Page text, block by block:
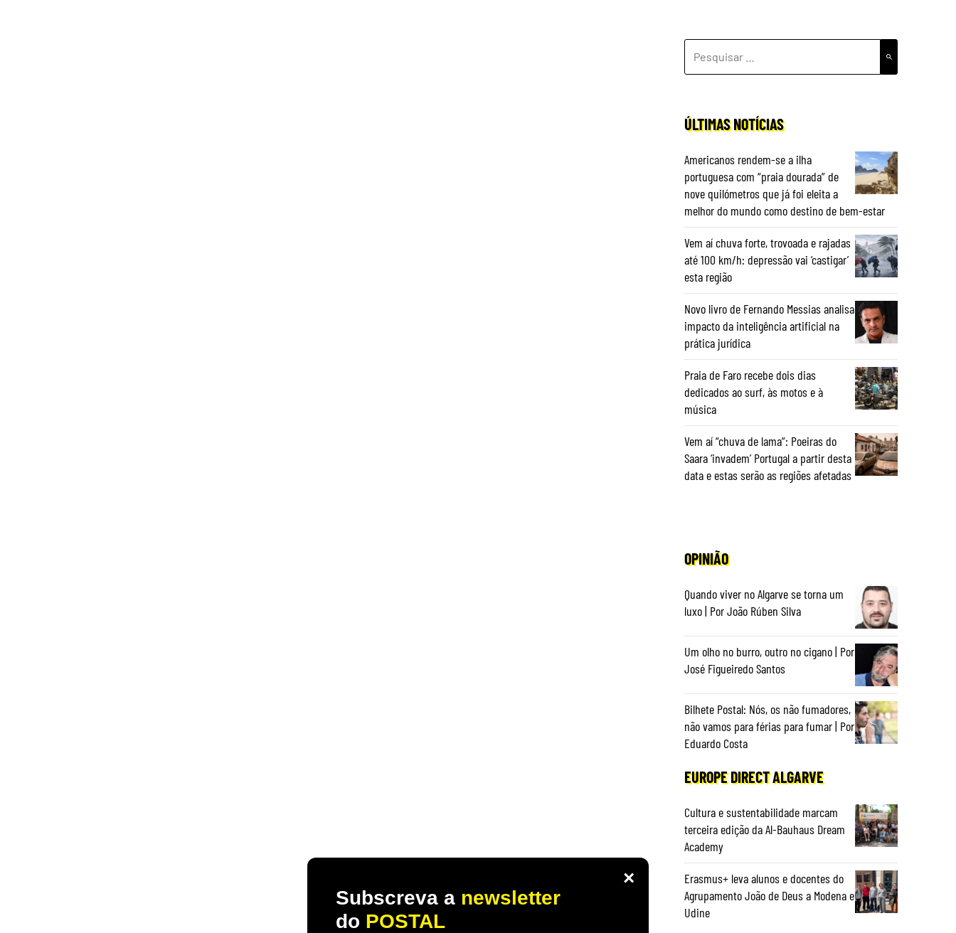
POR:
ÚLTIMAS NOTÍCIAS
Americanos rendem-se a ilha
portuguesa com “praia dourada” de
nove quilómetros que já foi eleita a
melhor do mundo como destino de bem-estar
Vem aí chuva forte, trovoada e rajadas
até 100 km/h: depressão vai ‘castigar’
esta região
Novo livro de Fernando Messias analisa
impacto da inteligência artificial na
prática jurídica
Praia de Faro recebe dois dias
dedicados ao surf, às motos e à
música
Vem aí “chuva de lama”: Poeiras do
Saara ‘invadem’ Portugal a partir desta
data e estas serão as regiões afetadas
OPINIÃO
Quando viver no Algarve se torna um
luxo | Por João Rúben Silva
Um olho no burro, outro no cigano | Por
José Figueiredo Santos
Bilhete Postal: Nós, os não fumadores,
não vamos para férias para fumar | Por
Eduardo Costa
EUROPE DIRECT ALGARVE
Cultura e sustentabilidade marcam
terceira edição da Al-Bauhaus Dream
Academy
Erasmus+ leva alunos e docentes do
Agrupamento João de Deus a Modena e
Udine
×
Subscreva a newsletter
do POSTAL